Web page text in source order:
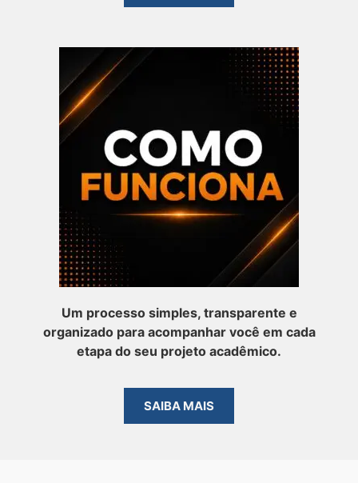
Um processo simples, transparente e
organizado para acompanhar você em cada
etapa do seu projeto acadêmico.
SAIBA MAIS